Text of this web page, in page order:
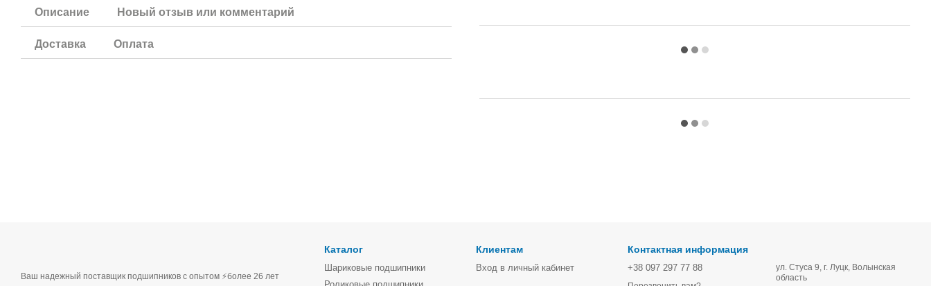
Описание Новый отзыв или комментарий
Доставка Оплата
Ваш надежный поставщик подшипников с опытом ⚡более 26 лет
Каталог
Шариковые подшипники
Клиентам
Вход в личный кабинет
Контактная информация
+38 097 297 77 88
ул. Стуса 9, г. Луцк, Волынская
область